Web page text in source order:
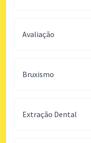
Avaliação
Bruxismo
Extração Dental